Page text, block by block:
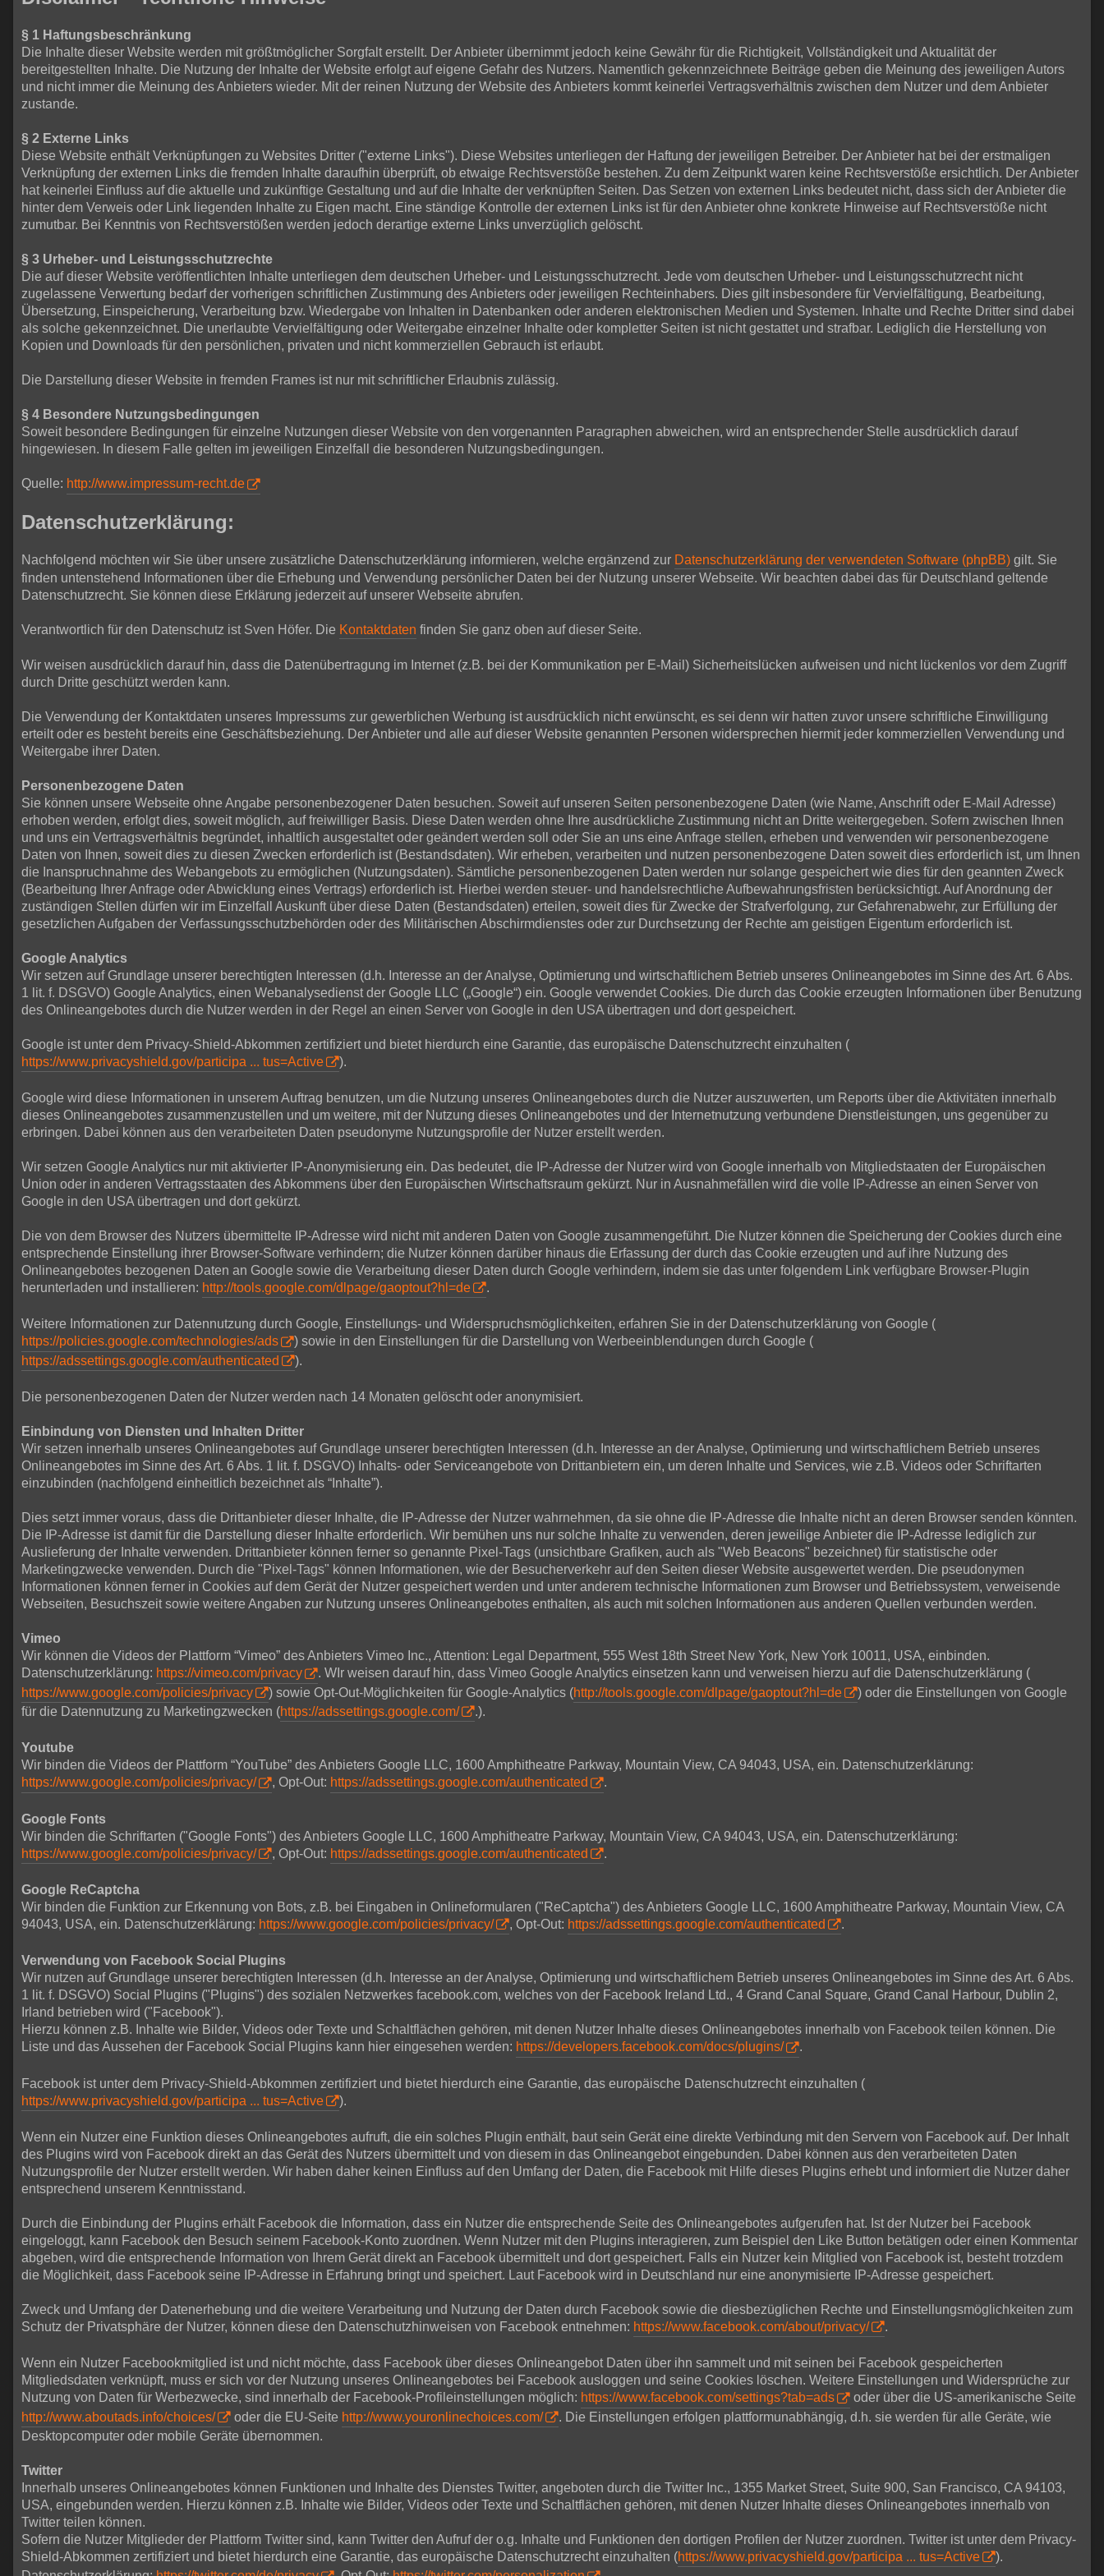
§ 1 Haftungsbeschränkung
Die Inhalte dieser Website werden mit größtmöglicher Sorgfalt erstellt. Der Anbieter übernimmt jedoch keine Gewähr für die Richtigkeit, Vollständigkeit und Aktualität der
bereitgestellten Inhalte. Die Nutzung der Inhalte der Website erfolgt auf eigene Gefahr des Nutzers. Namentlich gekennzeichnete Beiträge geben die Meinung des jeweiligen Autors
und nicht immer die Meinung des Anbieters wieder. Mit der reinen Nutzung der Website des Anbieters kommt keinerlei Vertragsverhältnis zwischen dem Nutzer und dem Anbieter
zustande.
§ 2 Externe Links
Diese Website enthält Verknüpfungen zu Websites Dritter ("externe Links"). Diese Websites unterliegen der Haftung der jeweiligen Betreiber. Der Anbieter hat bei der erstmaligen
Verknüpfung der externen Links die fremden Inhalte daraufhin überprüft, ob etwaige Rechtsverstöße bestehen. Zu dem Zeitpunkt waren keine Rechtsverstöße ersichtlich. Der Anbieter
hat keinerlei Einfluss auf die aktuelle und zukünftige Gestaltung und auf die Inhalte der verknüpften Seiten. Das Setzen von externen Links bedeutet nicht, dass sich der Anbieter die
hinter dem Verweis oder Link liegenden Inhalte zu Eigen macht. Eine ständige Kontrolle der externen Links ist für den Anbieter ohne konkrete Hinweise auf Rechtsverstöße nicht
zumutbar. Bei Kenntnis von Rechtsverstößen werden jedoch derartige externe Links unverzüglich gelöscht.
§ 3 Urheber- und Leistungsschutzrechte
Die auf dieser Website veröffentlichten Inhalte unterliegen dem deutschen Urheber- und Leistungsschutzrecht. Jede vom deutschen Urheber- und Leistungsschutzrecht nicht
zugelassene Verwertung bedarf der vorherigen schriftlichen Zustimmung des Anbieters oder jeweiligen Rechteinhabers. Dies gilt insbesondere für Vervielfältigung, Bearbeitung,
Übersetzung, Einspeicherung, Verarbeitung bzw. Wiedergabe von Inhalten in Datenbanken oder anderen elektronischen Medien und Systemen. Inhalte und Rechte Dritter sind dabei
als solche gekennzeichnet. Die unerlaubte Vervielfältigung oder Weitergabe einzelner Inhalte oder kompletter Seiten ist nicht gestattet und strafbar. Lediglich die Herstellung von
Kopien und Downloads für den persönlichen, privaten und nicht kommerziellen Gebrauch ist erlaubt.
Die Darstellung dieser Website in fremden Frames ist nur mit schriftlicher Erlaubnis zulässig.
§ 4 Besondere Nutzungsbedingungen
Soweit besondere Bedingungen für einzelne Nutzungen dieser Website von den vorgenannten Paragraphen abweichen, wird an entsprechender Stelle ausdrücklich darauf
hingewiesen. In diesem Falle gelten im jeweiligen Einzelfall die besonderen Nutzungsbedingungen.
Quelle: http://www.impressum-recht.de
Datenschutzerklärung:
Nachfolgend möchten wir Sie über unsere zusätzliche Datenschutzerklärung informieren, welche ergänzend zur Datenschutzerklärung der verwendeten Software (phpBB) gilt. Sie
finden untenstehend Informationen über die Erhebung und Verwendung persönlicher Daten bei der Nutzung unserer Webseite. Wir beachten dabei das für Deutschland geltende
Datenschutzrecht. Sie können diese Erklärung jederzeit auf unserer Webseite abrufen.
Verantwortlich für den Datenschutz ist Sven Höfer. Die Kontaktdaten finden Sie ganz oben auf dieser Seite.
Wir weisen ausdrücklich darauf hin, dass die Datenübertragung im Internet (z.B. bei der Kommunikation per E-Mail) Sicherheitslücken aufweisen und nicht lückenlos vor dem Zugriff
durch Dritte geschützt werden kann.
Die Verwendung der Kontaktdaten unseres Impressums zur gewerblichen Werbung ist ausdrücklich nicht erwünscht, es sei denn wir hatten zuvor unsere schriftliche Einwilligung
erteilt oder es besteht bereits eine Geschäftsbeziehung. Der Anbieter und alle auf dieser Website genannten Personen widersprechen hiermit jeder kommerziellen Verwendung und
Weitergabe ihrer Daten.
Personenbezogene Daten
Sie können unsere Webseite ohne Angabe personenbezogener Daten besuchen. Soweit auf unseren Seiten personenbezogene Daten (wie Name, Anschrift oder E-Mail Adresse)
erhoben werden, erfolgt dies, soweit möglich, auf freiwilliger Basis. Diese Daten werden ohne Ihre ausdrückliche Zustimmung nicht an Dritte weitergegeben. Sofern zwischen Ihnen
und uns ein Vertragsverhältnis begründet, inhaltlich ausgestaltet oder geändert werden soll oder Sie an uns eine Anfrage stellen, erheben und verwenden wir personenbezogene
Daten von Ihnen, soweit dies zu diesen Zwecken erforderlich ist (Bestandsdaten). Wir erheben, verarbeiten und nutzen personenbezogene Daten soweit dies erforderlich ist, um Ihnen
die Inanspruchnahme des Webangebots zu ermöglichen (Nutzungsdaten). Sämtliche personenbezogenen Daten werden nur solange gespeichert wie dies für den geannten Zweck
(Bearbeitung Ihrer Anfrage oder Abwicklung eines Vertrags) erforderlich ist. Hierbei werden steuer- und handelsrechtliche Aufbewahrungsfristen berücksichtigt. Auf Anordnung der
zuständigen Stellen dürfen wir im Einzelfall Auskunft über diese Daten (Bestandsdaten) erteilen, soweit dies für Zwecke der Strafverfolgung, zur Gefahrenabwehr, zur Erfüllung der
gesetzlichen Aufgaben der Verfassungsschutzbehörden oder des Militärischen Abschirmdienstes oder zur Durchsetzung der Rechte am geistigen Eigentum erforderlich ist.
Google Analytics
Wir setzen auf Grundlage unserer berechtigten Interessen (d.h. Interesse an der Analyse, Optimierung und wirtschaftlichem Betrieb unseres Onlineangebotes im Sinne des Art. 6 Abs.
1 lit. f. DSGVO) Google Analytics, einen Webanalysedienst der Google LLC („Google“) ein. Google verwendet Cookies. Die durch das Cookie erzeugten Informationen über Benutzung
des Onlineangebotes durch die Nutzer werden in der Regel an einen Server von Google in den USA übertragen und dort gespeichert.
Google ist unter dem Privacy-Shield-Abkommen zertifiziert und bietet hierdurch eine Garantie, das europäische Datenschutzrecht einzuhalten (
https://www.privacyshield.gov/participa ... tus=Active
).
Google wird diese Informationen in unserem Auftrag benutzen, um die Nutzung unseres Onlineangebotes durch die Nutzer auszuwerten, um Reports über die Aktivitäten innerhalb
dieses Onlineangebotes zusammenzustellen und um weitere, mit der Nutzung dieses Onlineangebotes und der Internetnutzung verbundene Dienstleistungen, uns gegenüber zu
erbringen. Dabei können aus den verarbeiteten Daten pseudonyme Nutzungsprofile der Nutzer erstellt werden.
Wir setzen Google Analytics nur mit aktivierter IP-Anonymisierung ein. Das bedeutet, die IP-Adresse der Nutzer wird von Google innerhalb von Mitgliedstaaten der Europäischen
Union oder in anderen Vertragsstaaten des Abkommens über den Europäischen Wirtschaftsraum gekürzt. Nur in Ausnahmefällen wird die volle IP-Adresse an einen Server von
Google in den USA übertragen und dort gekürzt.
Die von dem Browser des Nutzers übermittelte IP-Adresse wird nicht mit anderen Daten von Google zusammengeführt. Die Nutzer können die Speicherung der Cookies durch eine
entsprechende Einstellung ihrer Browser-Software verhindern; die Nutzer können darüber hinaus die Erfassung der durch das Cookie erzeugten und auf ihre Nutzung des
Onlineangebotes bezogenen Daten an Google sowie die Verarbeitung dieser Daten durch Google verhindern, indem sie das unter folgendem Link verfügbare Browser-Plugin
herunterladen und installieren: http://tools.google.com/dlpage/gaoptout?hl=de .
Weitere Informationen zur Datennutzung durch Google, Einstellungs- und Widerspruchsmöglichkeiten, erfahren Sie in der Datenschutzerklärung von Google (
https://policies.google.com/technologies/ads
) sowie in den Einstellungen für die Darstellung von Werbeeinblendungen durch Google (
https://adssettings.google.com/authenticated
).
Die personenbezogenen Daten der Nutzer werden nach 14 Monaten gelöscht oder anonymisiert.
Einbindung von Diensten und Inhalten Dritter
Wir setzen innerhalb unseres Onlineangebotes auf Grundlage unserer berechtigten Interessen (d.h. Interesse an der Analyse, Optimierung und wirtschaftlichem Betrieb unseres
Onlineangebotes im Sinne des Art. 6 Abs. 1 lit. f. DSGVO) Inhalts- oder Serviceangebote von Drittanbietern ein, um deren Inhalte und Services, wie z.B. Videos oder Schriftarten
einzubinden (nachfolgend einheitlich bezeichnet als “Inhalte”).
Dies setzt immer voraus, dass die Drittanbieter dieser Inhalte, die IP-Adresse der Nutzer wahrnehmen, da sie ohne die IP-Adresse die Inhalte nicht an deren Browser senden könnten.
Die IP-Adresse ist damit für die Darstellung dieser Inhalte erforderlich. Wir bemühen uns nur solche Inhalte zu verwenden, deren jeweilige Anbieter die IP-Adresse lediglich zur
Auslieferung der Inhalte verwenden. Drittanbieter können ferner so genannte Pixel-Tags (unsichtbare Grafiken, auch als "Web Beacons" bezeichnet) für statistische oder
Marketingzwecke verwenden. Durch die "Pixel-Tags" können Informationen, wie der Besucherverkehr auf den Seiten dieser Website ausgewertet werden. Die pseudonymen
Informationen können ferner in Cookies auf dem Gerät der Nutzer gespeichert werden und unter anderem technische Informationen zum Browser und Betriebssystem, verweisende
Webseiten, Besuchszeit sowie weitere Angaben zur Nutzung unseres Onlineangebotes enthalten, als auch mit solchen Informationen aus anderen Quellen verbunden werden.
Vimeo
Wir können die Videos der Plattform “Vimeo” des Anbieters Vimeo Inc., Attention: Legal Department, 555 West 18th Street New York, New York 10011, USA, einbinden.
Datenschutzerklärung: https://vimeo.com/privacy
. WIr weisen darauf hin, dass Vimeo Google Analytics einsetzen kann und verweisen hierzu auf die Datenschutzerklärung (
https://www.google.com/policies/privacy
) sowie Opt-Out-Möglichkeiten für Google-Analytics (http://tools.google.com/dlpage/gaoptout?hl=de
) oder die Einstellungen von Google
für die Datennutzung zu Marketingzwecken (https://adssettings.google.com/ .).
Youtube
Wir binden die Videos der Plattform “YouTube” des Anbieters Google LLC, 1600 Amphitheatre Parkway, Mountain View, CA 94043, USA, ein. Datenschutzerklärung:
https://www.google.com/policies/privacy/
, Opt-Out: https://adssettings.google.com/authenticated .
Google Fonts
Wir binden die Schriftarten ("Google Fonts") des Anbieters Google LLC, 1600 Amphitheatre Parkway, Mountain View, CA 94043, USA, ein. Datenschutzerklärung:
https://www.google.com/policies/privacy/
, Opt-Out: https://adssettings.google.com/authenticated .
Google ReCaptcha
Wir binden die Funktion zur Erkennung von Bots, z.B. bei Eingaben in Onlineformularen ("ReCaptcha") des Anbieters Google LLC, 1600 Amphitheatre Parkway, Mountain View, CA
94043, USA, ein. Datenschutzerklärung: https://www.google.com/policies/privacy/ , Opt-Out: https://adssettings.google.com/authenticated .
Verwendung von Facebook Social Plugins
Wir nutzen auf Grundlage unserer berechtigten Interessen (d.h. Interesse an der Analyse, Optimierung und wirtschaftlichem Betrieb unseres Onlineangebotes im Sinne des Art. 6 Abs.
1 lit. f. DSGVO) Social Plugins ("Plugins") des sozialen Netzwerkes facebook.com, welches von der Facebook Ireland Ltd., 4 Grand Canal Square, Grand Canal Harbour, Dublin 2,
Irland betrieben wird ("Facebook").
Hierzu können z.B. Inhalte wie Bilder, Videos oder Texte und Schaltflächen gehören, mit denen Nutzer Inhalte dieses Onlineangebotes innerhalb von Facebook teilen können. Die
Liste und das Aussehen der Facebook Social Plugins kann hier eingesehen werden: https://developers.facebook.com/docs/plugins/ .
Facebook ist unter dem Privacy-Shield-Abkommen zertifiziert und bietet hierdurch eine Garantie, das europäische Datenschutzrecht einzuhalten (
https://www.privacyshield.gov/participa ... tus=Active
).
Wenn ein Nutzer eine Funktion dieses Onlineangebotes aufruft, die ein solches Plugin enthält, baut sein Gerät eine direkte Verbindung mit den Servern von Facebook auf. Der Inhalt
des Plugins wird von Facebook direkt an das Gerät des Nutzers übermittelt und von diesem in das Onlineangebot eingebunden. Dabei können aus den verarbeiteten Daten
Nutzungsprofile der Nutzer erstellt werden. Wir haben daher keinen Einfluss auf den Umfang der Daten, die Facebook mit Hilfe dieses Plugins erhebt und informiert die Nutzer daher
entsprechend unserem Kenntnisstand.
Durch die Einbindung der Plugins erhält Facebook die Information, dass ein Nutzer die entsprechende Seite des Onlineangebotes aufgerufen hat. Ist der Nutzer bei Facebook
eingeloggt, kann Facebook den Besuch seinem Facebook-Konto zuordnen. Wenn Nutzer mit den Plugins interagieren, zum Beispiel den Like Button betätigen oder einen Kommentar
abgeben, wird die entsprechende Information von Ihrem Gerät direkt an Facebook übermittelt und dort gespeichert. Falls ein Nutzer kein Mitglied von Facebook ist, besteht trotzdem
die Möglichkeit, dass Facebook seine IP-Adresse in Erfahrung bringt und speichert. Laut Facebook wird in Deutschland nur eine anonymisierte IP-Adresse gespeichert.
Zweck und Umfang der Datenerhebung und die weitere Verarbeitung und Nutzung der Daten durch Facebook sowie die diesbezüglichen Rechte und Einstellungsmöglichkeiten zum
Schutz der Privatsphäre der Nutzer, können diese den Datenschutzhinweisen von Facebook entnehmen: https://www.facebook.com/about/privacy/ .
Wenn ein Nutzer Facebookmitglied ist und nicht möchte, dass Facebook über dieses Onlineangebot Daten über ihn sammelt und mit seinen bei Facebook gespeicherten
Mitgliedsdaten verknüpft, muss er sich vor der Nutzung unseres Onlineangebotes bei Facebook ausloggen und seine Cookies löschen. Weitere Einstellungen und Widersprüche zur
Nutzung von Daten für Werbezwecke, sind innerhalb der Facebook-Profileinstellungen möglich: https://www.facebook.com/settings?tab=ads
oder über die US-amerikanische Seite
http://www.aboutads.info/choices/
oder die EU-Seite http://www.youronlinechoices.com/
. Die Einstellungen erfolgen plattformunabhängig, d.h. sie werden für alle Geräte, wie
Desktopcomputer oder mobile Geräte übernommen.
Twitter
Innerhalb unseres Onlineangebotes können Funktionen und Inhalte des Dienstes Twitter, angeboten durch die Twitter Inc., 1355 Market Street, Suite 900, San Francisco, CA 94103,
USA, eingebunden werden. Hierzu können z.B. Inhalte wie Bilder, Videos oder Texte und Schaltflächen gehören, mit denen Nutzer Inhalte dieses Onlineangebotes innerhalb von
Twitter teilen können.
Sofern die Nutzer Mitglieder der Plattform Twitter sind, kann Twitter den Aufruf der o.g. Inhalte und Funktionen den dortigen Profilen der Nutzer zuordnen. Twitter ist unter dem Privacy-
Shield-Abkommen zertifiziert und bietet hierdurch eine Garantie, das europäische Datenschutzrecht einzuhalten (https://www.privacyshield.gov/participa ... tus=Active
).